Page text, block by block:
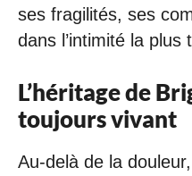
ses fragilités, ses
dans l’intimité la plus
L’héritage de
toujours vivant
Au-delà de la